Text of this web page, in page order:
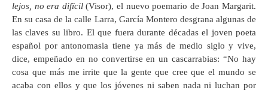
lejos, no era difícil(Visor), el nuevo poemario de Joan Margarit.
En su casa de la calle Larra, García Montero desgrana algunas de
las claves su libro. El que fuera durante décadas el joven poeta
español por antonomasia tiene ya más de medio siglo y vive,
dice, empeñado en no convertirse en un cascarrabias: “No hay
cosa que más me irrite que la gente que cree que el mundo se
acaba con ellos y que los jóvenes ni saben nada ni luchan por